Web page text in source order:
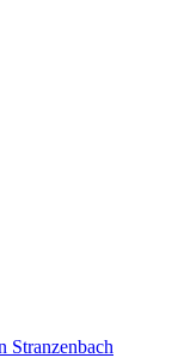
Stranzenbach